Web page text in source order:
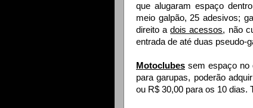
que alugaram espaço
meio galpão, 25 adesivos;
direito adois acessos, não
entrada de até duas pseudo-
Motoclubes sem espaço no
para garupas, poderão
ou R$ 30,00 para os 10 dias.